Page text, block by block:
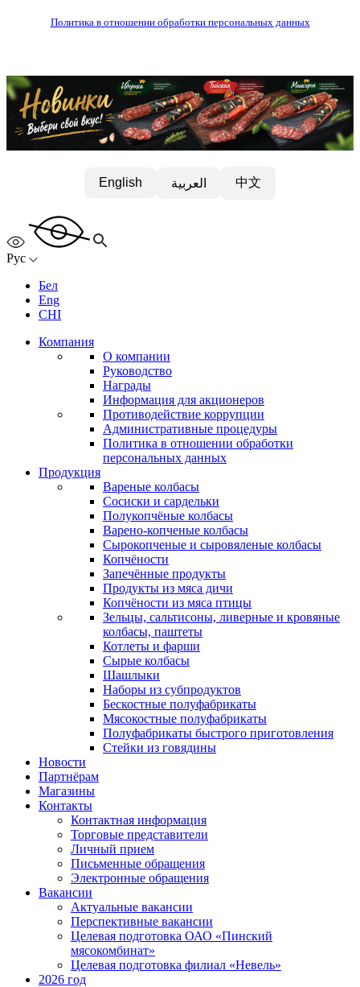
Политика в отношении обработки персональных данных
English العربية 中文
Рус
Бел
Eng
CHI
Компания
О компании
Руководство
Награды
Информация для акционеров
Противодействие коррупции
Административные процедуры
Политика в отношении обработки
персональных данных
Продукция
Вареные колбасы
Сосиски и сардельки
Полукопчёные колбасы
Варено-копченые колбасы
Сырокопченые и сыровяленые колбасы
Копчёности
Запечённые продукты
Продукты из мяса дичи
Копчёности из мяса птицы
Зельцы, сальтисоны, ливерные и кровяные
колбасы, паштеты
Котлеты и фарши
Сырые колбасы
Шашлыки
Наборы из субпродуктов
Бескостные полуфабрикаты
Мясокостные полуфабрикаты
Полуфабрикаты быстрого приготовления
Стейки из говядины
Новости
Партнёрам
Магазины
Контакты
Контактная информация
Торговые представители
Личный прием
Письменные обращения
Электронные обращения
Вакансии
Актуальные вакансии
Перспективные вакансии
Целевая подготовка ОАО «Пинский
мясокомбинат»
Целевая подготовка филиал «Невель»
2026 год